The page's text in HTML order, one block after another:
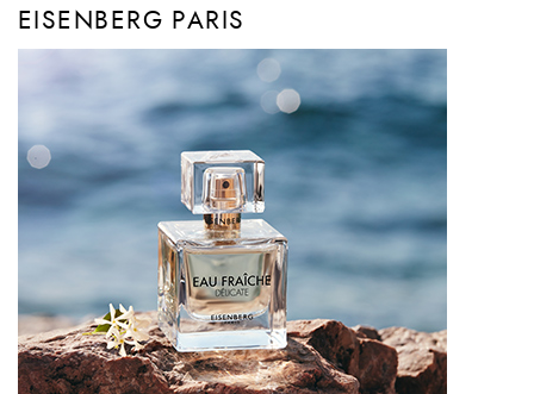
EISENBERG PARIS